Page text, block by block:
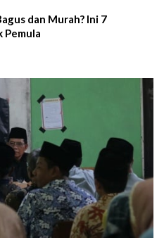
dan Murah? Ini 7
Pemula